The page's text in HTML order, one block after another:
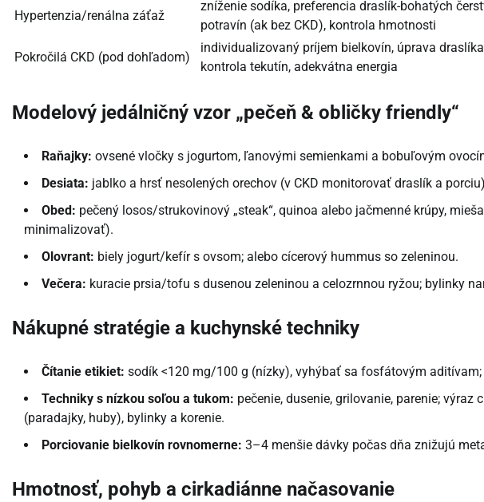
Hypertenzia/renálna záťaž
zníženie sodíka, preferencia draslík-bohatých
potravín (ak bez CKD), kontrola hmotnosti
Pokročilá CKD (pod dohľadom)
individualizovaný príjem bielkovín, úprava
kontrola tekutín, adekvátna energia
Modelový jedálničný vzor „pečeň & obličky friendly“
Raňajky: ovsené vločky s jogurtom, ľanovými semienkami a bobuľovým
Desiata: jablko a hrsť nesolených orechov (v CKD monitorovať draslík a
Obed: pečený losos/strukovinový „steak“, quinoa alebo jačmenné krúpy,
minimalizovať).
Olovrant: biely jogurt/kefír s ovsom; alebo cícerový hummus so zeleninou.
Večera: kuracie prsia/tofu s dusenou zeleninou a celozrnnou ryžou; bylinky
Nákupné stratégie a kuchynské techniky
Čítanie etikiet: sodík <120 mg/100 g (nízky), vyhýbať sa fosfátovým
Techniky s nízkou soľou a tukom: pečenie, dusenie, grilovanie, parenie;
(paradajky, huby), bylinky a korenie.
Porciovanie bielkovín rovnomerne: 3–4 menšie dávky počas dňa znižujú
Hmotnosť, pohyb a cirkadiánne načasovanie